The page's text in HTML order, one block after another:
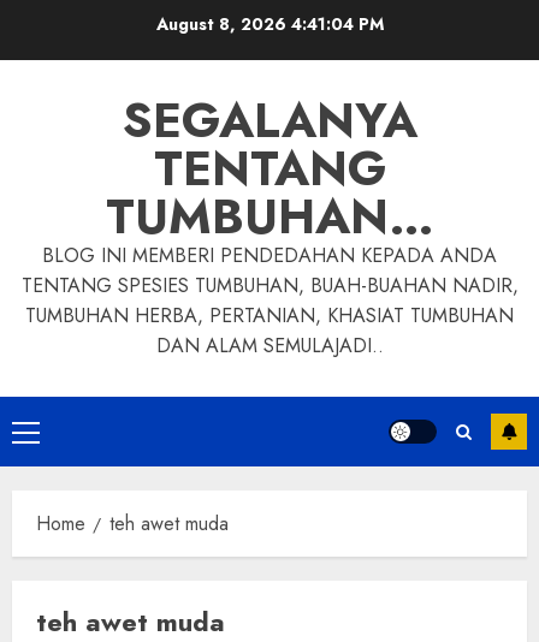
August 8, 2026 4:41:05 PM
SEGALANYA
TENTANG
TUMBUHAN…
BLOG INI MEMBERI PENDEDAHAN KEPADA ANDA
TENTANG SPESIES TUMBUHAN, BUAH-BUAHAN NADIR,
TUMBUHAN HERBA, PERTANIAN, KHASIAT TUMBUHAN
DAN ALAM SEMULAJADI..
Primary
Menu
Home teh awet muda
teh awet muda